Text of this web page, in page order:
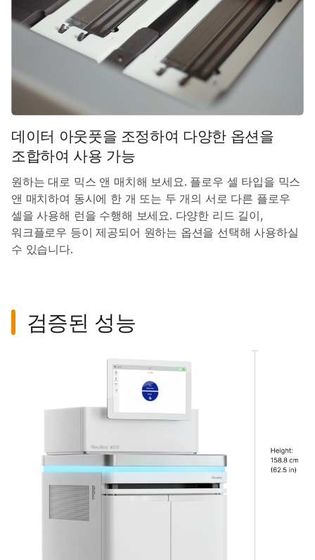
데이터 아웃풋을 조정하여 다양한 옵션을
조합하여 사용 가능
원하는 대로 믹스 앤 매치해 보세요. 플로우 셀 타입을 믹스
앤 매치하여 동시에 한 개 또는 두 개의 서로 다른 플로우
셀을 사용해 런을 수행해 보세요. 다양한 리드 길이,
워크플로우 등이 제공되어 원하는 옵션을 선택해 사용하실
수 있습니다.
검증된 성능